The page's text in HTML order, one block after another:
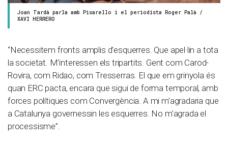
Joan Tardà parla amb Pisarello i el periodista Roger Palà /
XAVI HERRERO
“Necessitem fronts amplis d’esquerres. Que apel·lin a tota
la societat. M’interessen els tripartits. Gent com Carod-
Rovira, com Ridao, com Tresserras. El que em grinyola és
quan ERC pacta, encara que sigui de forma temporal, amb
forces polítiques com Convergència. A mi m’agradaria que
a Catalunya governessin les esquerres. No m’agrada el
processisme”.